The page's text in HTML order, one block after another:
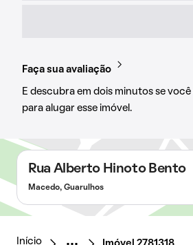
Faça sua avaliação
E descubra em dois minutos se
para alugar esse imóvel.
Rua Alberto Hinoto Bento
Macedo, Guarulhos
Início